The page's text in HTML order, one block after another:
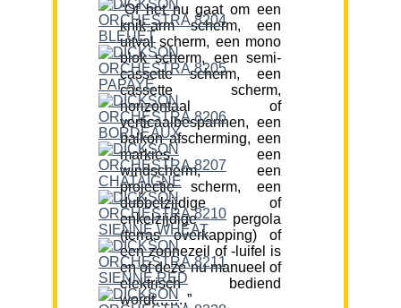
“Of het nu gaat om een
knik-arm scherm, een
uitval scherm, een mono
blok scherm, een semi-
cassette scherm, een
cassette scherm,
horizontaal of
verticaalbespannen, een
balkon afscherming, een
markies, een
windscherm, een
projectie scherm, een
dubbelzijdige of
enkelzijdige pergola
(terras overkapping) of
een zonnezeil of -luifel is
en of deze nu manueel of
elektrisch bediend
wordt…….”